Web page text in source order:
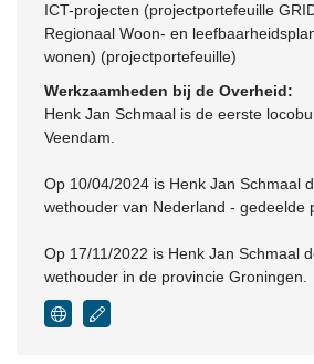
ICT-projecten (projectportefeuille
Regionaal Woon- en
wonen) (projectportefeuille)
Werkzaamheden bij de Overheid:
Henk Jan Schmaal is de eerste
Veendam.
Op 10/04/2024 is Henk Jan Schmaal
wethouder van Nederland - gedeelde
Op 17/11/2022 is Henk Jan Schmaal
wethouder in de provincie Groningen.